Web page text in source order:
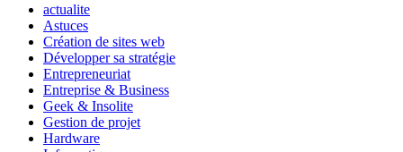
actualite
Astuces
Création de sites web
Développer sa stratégie
Entrepreneuriat
Entreprise & Business
Geek & Insolite
Gestion de projet
Hardware